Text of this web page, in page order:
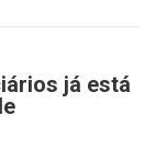
já está